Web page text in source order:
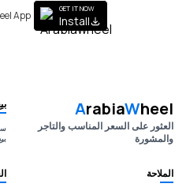
App
GET IT NOW
Install
ArabiaWheel
العثور على السعر المناسب والتاجر
والمشورة
الملاحة